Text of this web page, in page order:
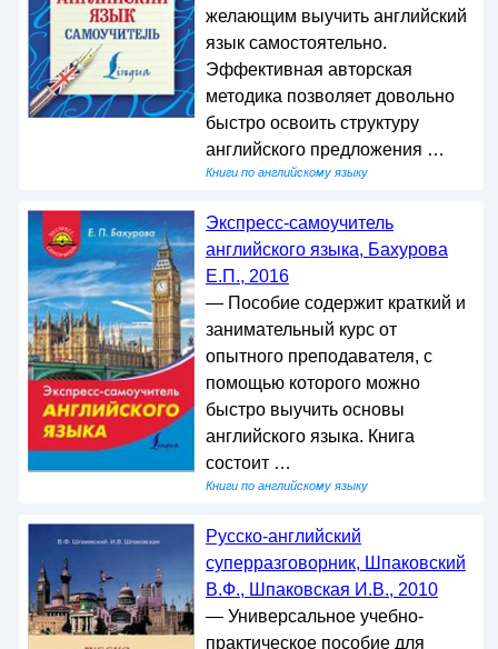
желающим выучить английский
язык самостоятельно.
Эффективная авторская
методика позволяет довольно
быстро освоить структуру
английского предложения …
Книги по английскому языку
Экспресс-самоучитель
английского языка, Бахурова
Е.П., 2016
— Пособие содержит краткий и
занимательный курс от
опытного преподавателя, с
помощью которого можно
быстро выучить основы
английского языка. Книга
состоит …
Книги по английскому языку
Русско-английский
суперразговорник, Шпаковский
В.Ф., Шпаковская И.В., 2010
— Универсальное учебно-
практическое пособие для